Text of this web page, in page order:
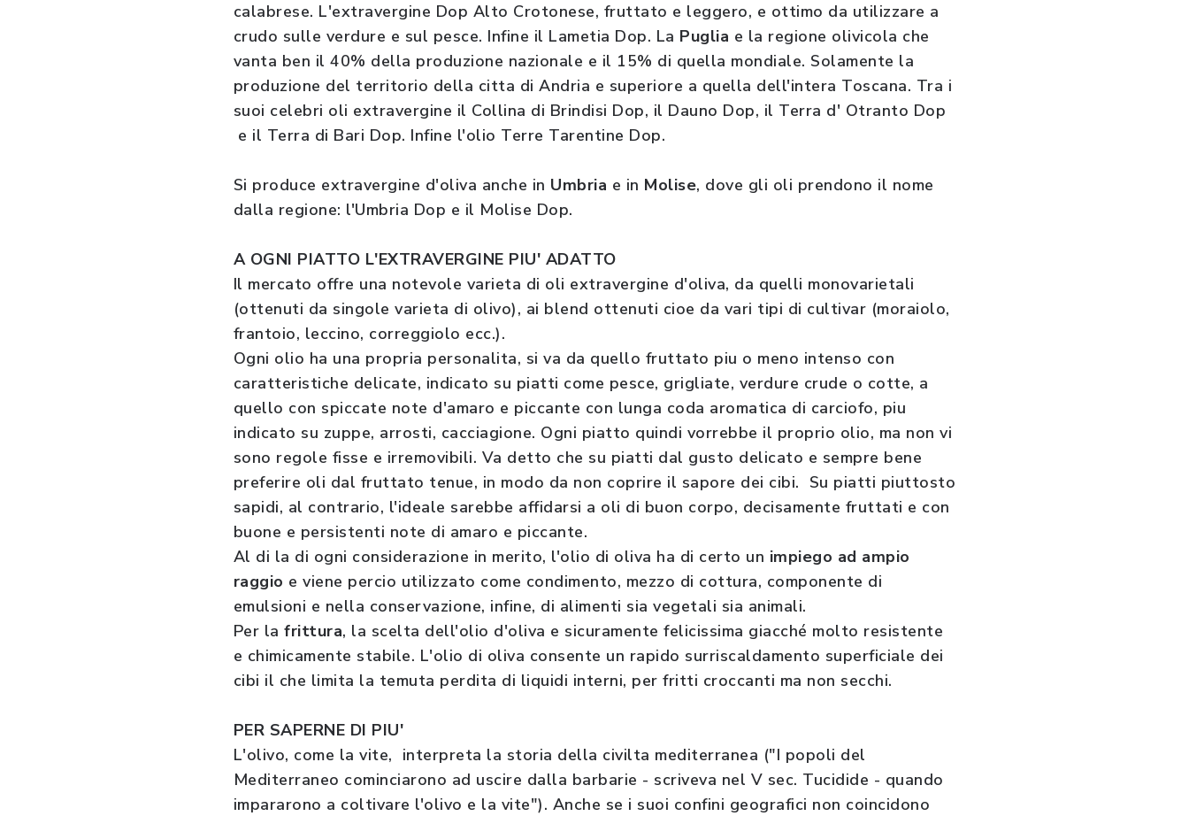
calabrese. L'extravergine Dop Alto Crotonese, fruttato e leggero, e ottimo da utilizzare a
crudo sulle verdure e sul pesce. Infine il Lametia Dop. La Puglia e la regione olivicola che
vanta ben il 40% della produzione nazionale e il 15% di quella mondiale. Solamente la
produzione del territorio della citta di Andria e superiore a quella dell'intera Toscana. Tra i
suoi celebri oli extravergine il Collina di Brindisi Dop, il Dauno Dop, il Terra d' Otranto Dop
e il Terra di Bari Dop. Infine l'olio Terre Tarentine Dop.
Si produce extravergine d'oliva anche in Umbria e in Molise, dove gli oli prendono il nome
dalla regione: l'Umbria Dop e il Molise Dop.
A OGNI PIATTO L'EXTRAVERGINE PIU' ADATTO
Il mercato offre una notevole varieta di oli extravergine d'oliva, da quelli monovarietali
(ottenuti da singole varieta di olivo), ai blend ottenuti cioe da vari tipi di cultivar (moraiolo,
frantoio, leccino, correggiolo ecc.).
Ogni olio ha una propria personalita, si va da quello fruttato piu o meno intenso con
caratteristiche delicate, indicato su piatti come pesce, grigliate, verdure crude o cotte, a
quello con spiccate note d'amaro e piccante con lunga coda aromatica di carciofo, piu
indicato su zuppe, arrosti, cacciagione. Ogni piatto quindi vorrebbe il proprio olio, ma non vi
sono regole fisse e irremovibili. Va detto che su piatti dal gusto delicato e sempre bene
preferire oli dal fruttato tenue, in modo da non coprire il sapore dei cibi. Su piatti piuttosto
sapidi, al contrario, l'ideale sarebbe affidarsi a oli di buon corpo, decisamente fruttati e con
buone e persistenti note di amaro e piccante.
Al di la di ogni considerazione in merito, l'olio di oliva ha di certo un impiego ad ampio
raggio e viene percio utilizzato come condimento, mezzo di cottura, componente di
emulsioni e nella conservazione, infine, di alimenti sia vegetali sia animali.
Per lafrittura, la scelta dell'olio d'oliva e sicuramente felicissima giacché molto resistente
e chimicamente stabile. L'olio di oliva consente un rapido surriscaldamento superficiale dei
cibi il che limita la temuta perdita di liquidi interni, per fritti croccanti ma non secchi.
PER SAPERNE DI PIU'
L'olivo, come la vite, interpreta la storia della civilta mediterranea ("I popoli del
Mediterraneo cominciarono ad uscire dalla barbarie - scriveva nel V sec. Tucidide - quando
impararono a coltivare l'olivo e la vite"). Anche se i suoi confini geografici non coincidono